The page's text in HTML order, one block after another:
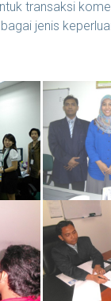
transaksi
jenis